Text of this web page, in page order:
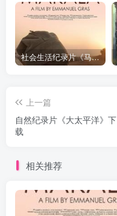
社会生活纪录片《马加拉 Makala》下载
上一篇
自然纪录片《大太平洋》下
载
相关推荐